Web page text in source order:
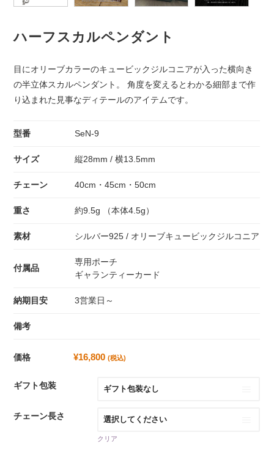
ハーフスカルペンダント
目にオリーブカラーのキュービックジルコニアが入った横向き
の半立体スカルペンダント。 角度を変えるとわかる細部まで作
り込まれた見事なディテールのアイテムです。
型番 SeN-9
サイズ 縦28mm / 横13.5mm
チェーン 40cm・45cm・50cm
重さ 約9.5g （本体4.5g）
素材 シルバー925 / オリーブキュービックジルコニア
付属品
専用ポーチ
ギャランティーカード
納期目安 3営業日～
備考
価格 ¥16,800 (税込)
ギフト包装
チェーン長さ
クリア